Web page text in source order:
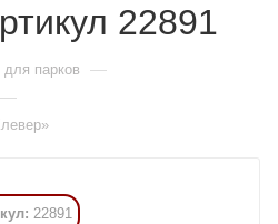
22891
парков —
—
22891